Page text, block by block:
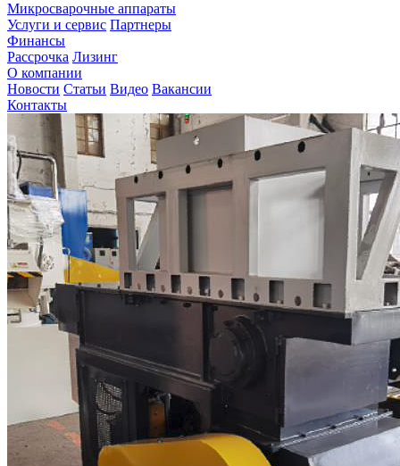
Микросварочные аппараты
Услуги и сервис Партнеры
Финансы
Рассрочка Лизинг
О компании
Новости Статьи Видео Вакансии
Контакты